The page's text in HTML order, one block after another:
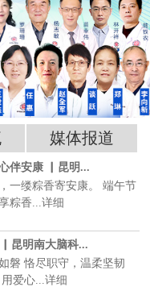
媒体报道
伴安康 ▏昆明...
一缕粽香寄安康。 端午节
粽香...详细
▏昆明南大脑科...
磐 恪尽职守，温柔坚韧
爱心...详细